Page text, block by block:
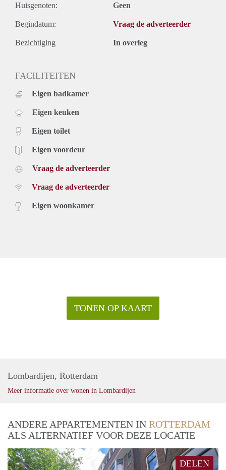
Huisgenoten: Geen
Begindatum: Vraag de adverteerder
Bezichtiging In overleg
FACILITEITEN
Eigen badkamer
Eigen keuken
Eigen toilet
Eigen voordeur
Vraag de adverteerder
Vraag de adverteerder
Eigen woonkamer
TONEN OP KAART
Lombardijen, Rotterdam
Meer informatie over wonen in Lombardijen
ANDERE APPARTEMENTEN IN ROTTERDAM
ALS ALTERNATIEF VOOR DEZE LOCATIE
DELEN